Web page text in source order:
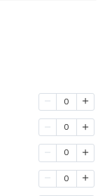
0
0
0
0